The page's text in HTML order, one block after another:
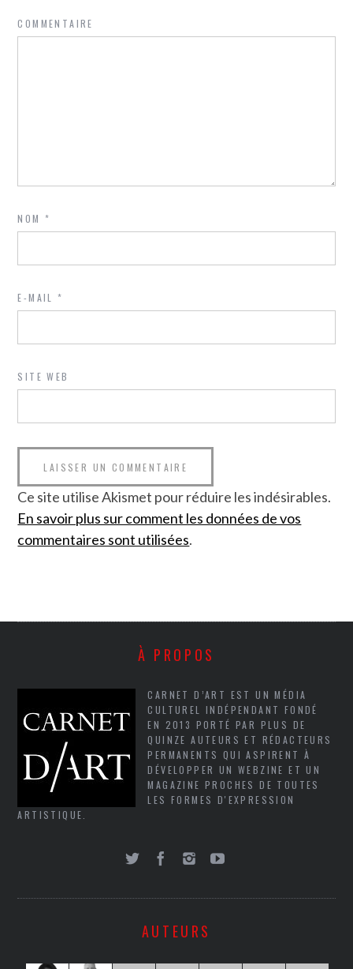
COMMENTAIRE
NOM*
E-MAIL*
SITE WEB
Ce site utilise Akismet pour réduire les indésirables.
En savoir plus sur comment les données de vos
commentaires sont utilisées.
À PROPOS
CARNET D’ART EST UN MÉDIA
CULTUREL INDÉPENDANT FONDÉ
EN 2013 PORTÉ PAR PLUS DE
QUINZE AUTEURS ET RÉDACTEURS
PERMANENTS QUI ASPIRENT À
DÉVELOPPER UN WEBZINE ET UN
MAGAZINE PROCHES DE TOUTES
LES FORMES D'EXPRESSION
ARTISTIQUE.
AUTEURS